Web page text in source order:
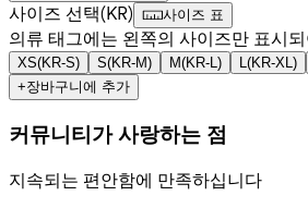
사이즈 선택(KR) 사이즈 표
의류 태그에는 왼쪽의 사이즈만 표시
XS(KR-S) S(KR-M) M(KR-L) L(KR-XL)
+장바구니에 추가
커뮤니티가 사랑하는 점
지속되는 편안함에 만족하십니다